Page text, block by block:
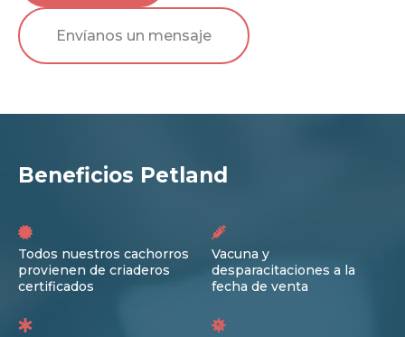
Envíanos un mensaje
Beneficios Petland
Todos nuestros cachorros
provienen de criaderos
certificados
Vacuna y
desparacitaciones a la
fecha de venta